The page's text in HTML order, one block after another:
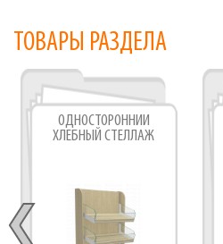
ТОВАРЫ РАЗДЕЛА
ОДНОСТОРОННИЙ
ХЛЕБНЫЙ СТЕЛЛАЖ